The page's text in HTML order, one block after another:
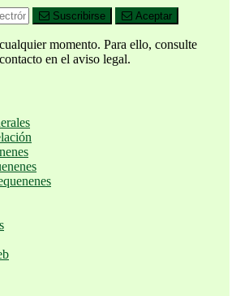
Suscribirse Aceptar
momento. Para ello, consulte
en el aviso legal.